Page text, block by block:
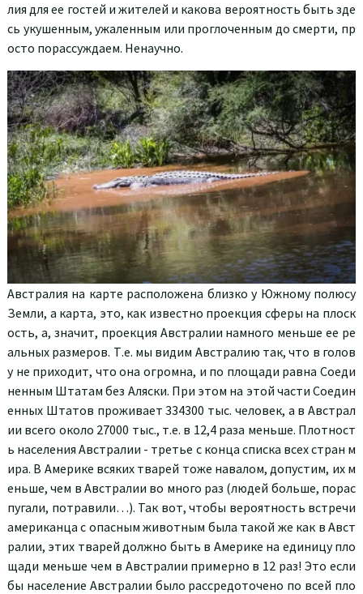
лия для ее гостей и жителей и какова вероятность быть зде
сь укушенным, ужаленным или проглоченным до смерти, пр
осто порассуждаем. Ненаучно.
Австралия на карте расположена близко у Южному полюсу
Земли, а карта, это, как известно проекция сферы на плоск
ость, а, значит, проекция Австралии намного меньше ее ре
альных размеров. Т.е. мы видим Австралию так, что в голов
у не приходит, что она огромна, и по площади равна Соеди
ненным Штатам без Аляски. При этом на этой части Соедин
енных Штатов проживает 334300 тыс. человек, а в Австрал
ии всего около 27000 тыс., т.е. в 12,4 раза меньше. Плотност
ь населения Австралии - третье с конца списка всех стран м
ира. В Америке всяких тварей тоже навалом, допустим, их м
еньше, чем в Австралии во много раз (людей больше, порас
пугали, потравили…). Так вот, чтобы вероятность встречи
американца с опасным животным была такой же как в Авст
ралии, этих тварей должно быть в Америке на единицу пло
щади меньше чем в Австралии примерно в 12 раз! Это если
бы население Австралии было рассредоточено по всей пло